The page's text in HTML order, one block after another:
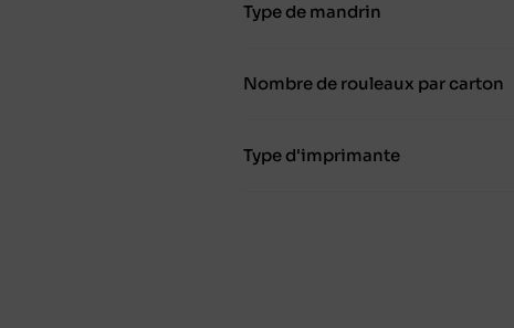
Type de mandrin
Nombre de rouleaux par carton
Type d'imprimante